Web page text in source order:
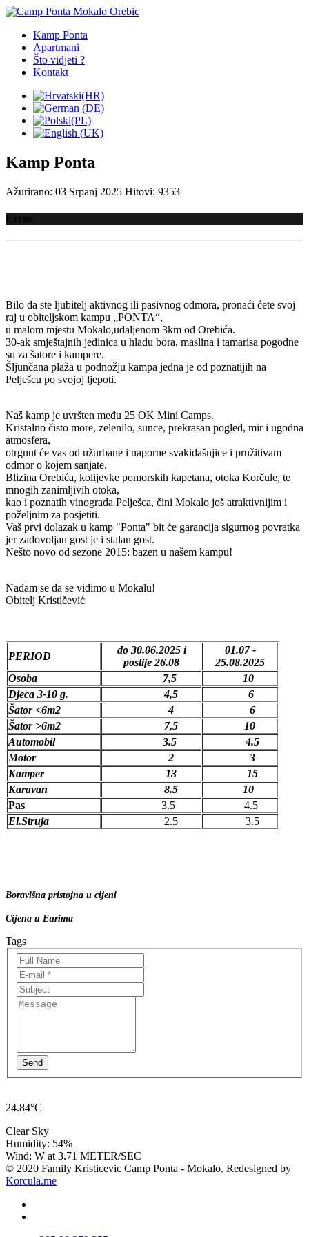
Kamp Ponta
Apartmani
Što vidjeti ?
Kontakt
Kamp Ponta
Ažurirano: 03 Srpanj 2025 Hitovi: 9353
Error
Bilo da ste ljubitelj aktivnog ili pasivnog odmora, pronaći ćete svoj
raj u obiteljskom kampu „PONTA“,
u malom mjestu Mokalo,udaljenom 3km od Orebića.
30-ak smještajnih jedinica u hladu bora, maslina i tamarisa pogodne
su za šatore i kampere.
Šljunčana plaža u podnožju kampa jedna je od poznatijih na
Pelješcu po svojoj ljepoti.
Naš kamp je uvršten među 25 OK Mini Camps.
Kristalno čisto more, zelenilo, sunce, prekrasan pogled, mir i ugodna
atmosfera,
otrgnut će vas od užurbane i naporne svakidašnjice i pružitivam
odmor o kojem sanjate.
Blizina Orebića, kolijevke pomorskih kapetana, otoka Korčule, te
mnogih zanimljivih otoka,
kao i poznatih vinograda Pelješca, čini Mokalo još atraktivnijim i
poželjnim za posjetiti.
Vaš prvi dolazak u kamp "Ponta" bit će garancija sigurnog povratka
jer zadovoljan gost je i stalan gost.
Nešto novo od sezone 2015: bazen u našem kampu!
Nadam se da se vidimo u Mokalu!
Obitelj Krističević
PERIOD
do 30.06.2025 i
poslije 26.08
01.07 -
25.08.2025
Osoba
7,5
10
Djeca 3-10 g.
4,5
6
Šator <6m2
4
6
Šator >6m2
7,5
10
Automobil
3.5
4.5
Motor
2
3
Kamper
13
15
Karavan
8.5
10
Pas
3.5
4.5
El.Struja
2.5 3.5
Boravišna pristojna u cijeni
Cijena u Eurima
Tags
Send
24.84°C
Clear Sky
Humidity: 54%
Wind: W at 3.71 METER/SEC
© 2020 Family Kristicevic Camp Ponta - Mokalo. Redesigned by
Korcula.me